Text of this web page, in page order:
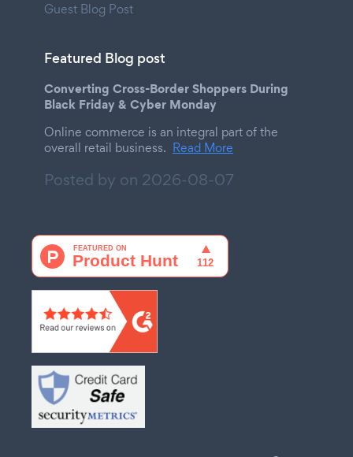
Guest Blog Post
Featured Blog post
Converting Cross-Border Shoppers During
Black Friday & Cyber Monday
Online commerce is an integral part of the
overall retail business. Read More
Posted by on 2026-08-07